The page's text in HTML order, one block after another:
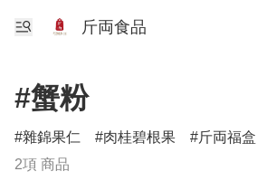
斤両食品
#蟹粉
雜錦果仁 肉桂碧根果 斤両福盒
2項 商品